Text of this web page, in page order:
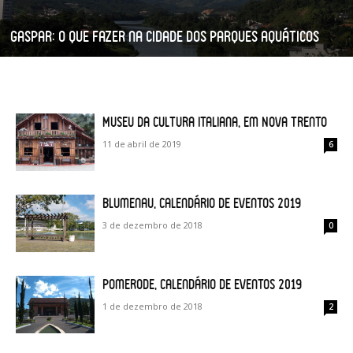
Gaspar: o que fazer na cidade dos parques aquáticos
Museu da Cultura Italiana, em Nova Trento
11 de abril de 2019 6
Blumenau, calendário de eventos 2019
3 de dezembro de 2018 0
Pomerode, calendário de eventos 2019
1 de dezembro de 2018 2